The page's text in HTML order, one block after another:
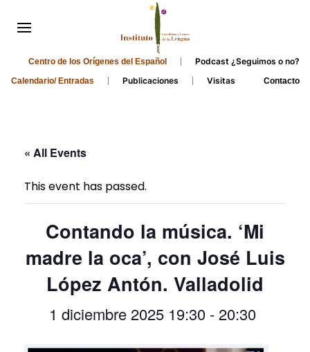
Centro de los Orígenes del Español Podcast ¿Seguimos o no?
Calendario/ Entradas Publicaciones Visitas Contacto
« All Events
This event has passed.
Contando la música. ‘Mi
madre la oca’, con José Luis
López Antón. Valladolid
1 diciembre 2025 19:30- 20:30